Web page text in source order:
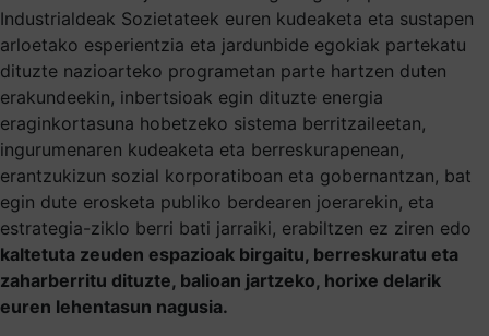
Industrialdeak Sozietateek euren kudeaketa eta sustapen
arloetako esperientzia eta jardunbide egokiak partekatu
dituzte nazioarteko programetan parte hartzen duten
erakundeekin, inbertsioak egin dituzte energia
eraginkortasuna hobetzeko sistema berritzaileetan,
ingurumenaren kudeaketa eta berreskurapenean,
erantzukizun sozial korporatiboan eta gobernantzan, bat
egin dute erosketa publiko berdearen joerarekin, eta
estrategia-ziklo berri bati jarraiki, erabiltzen ez ziren edo
kaltetuta zeuden espazioak birgaitu, berreskuratu eta
zaharberritu dituzte, balioan jartzeko, horixe delarik
euren lehentasun nagusia.